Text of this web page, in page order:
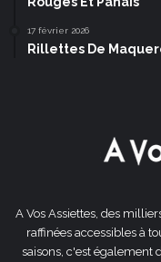
17 février 2026
Rillettes De
A Vos Assiettes, des
raffinées accessibles à
saisons, c'est également